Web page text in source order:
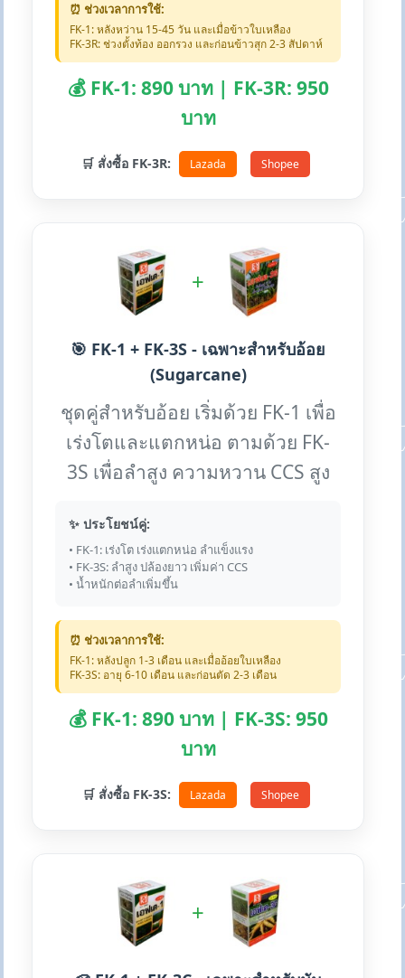
⏰ ช่วงเวลาการใช้:
FK-1: หลังหว่าน 15-45 วัน และเมื่อข้าวใบเหลือง
FK-3R: ช่วงตั้งท้อง ออกรวง และก่อนข้าวสุก 2-3 สัปดาห์
💰 FK-1: 890 บาท | FK-3R: 950
บาท
🛒 สั่งซื้อ FK-3R: Lazada Shopee
+
🎯 FK-1 + FK-3S - เฉพาะสำหรับอ้อย
(Sugarcane)
ชุดคู่สำหรับอ้อย เริ่มด้วย FK-1 เพื่อ
เร่งโตและแตกหน่อ ตามด้วย FK-
3S เพื่อลำสูง ความหวาน CCS สูง
✨ ประโยชน์คู่:
• FK-1: เร่งโต เร่งแตกหน่อ ลำแข็งแรง
• FK-3S: ลำสูง ปล้องยาว เพิ่มค่า CCS
• น้ำหนักต่อลำเพิ่มขึ้น
⏰ ช่วงเวลาการใช้:
FK-1: หลังปลูก 1-3 เดือน และเมื่ออ้อยใบเหลือง
FK-3S: อายุ 6-10 เดือน และก่อนตัด 2-3 เดือน
💰 FK-1: 890 บาท | FK-3S: 950
บาท
🛒 สั่งซื้อ FK-3S: Lazada Shopee
+